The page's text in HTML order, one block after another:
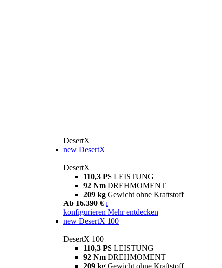
DesertX
new DesertX
DesertX
110,3 PS LEISTUNG
92 Nm DREHMOMENT
209 kg Gewicht ohne Kraftstoff
Ab 16.390 € i
konfigurieren Mehr entdecken
new DesertX 100
DesertX 100
110,3 PS LEISTUNG
92 Nm DREHMOMENT
209 kg Gewicht ohne Kraftstoff